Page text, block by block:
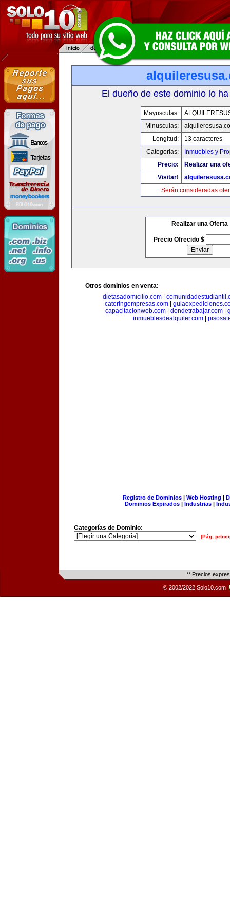
El dueño de este dominio lo
Mayusculas:
Minusculas:
Longitud:
13 caracteres
Categorias:
Inmuebles y
Precio:
Realizar una
Visitar!
Serán consideradas
Realizar una Oferta
Precio Ofrecido $
Otros dominios en venta:
dietasadomicilio.com
cateringempresas.com|
capacitacionweb.com
dondetrabajar.com
inmueblesdealquiler.com
Registro de Dominios| Web Hosting |
Dominios Expirados | Industrias |
Categorías de Dominio:
[Pág.
** Precios
© 2002/2022 Solo10.com